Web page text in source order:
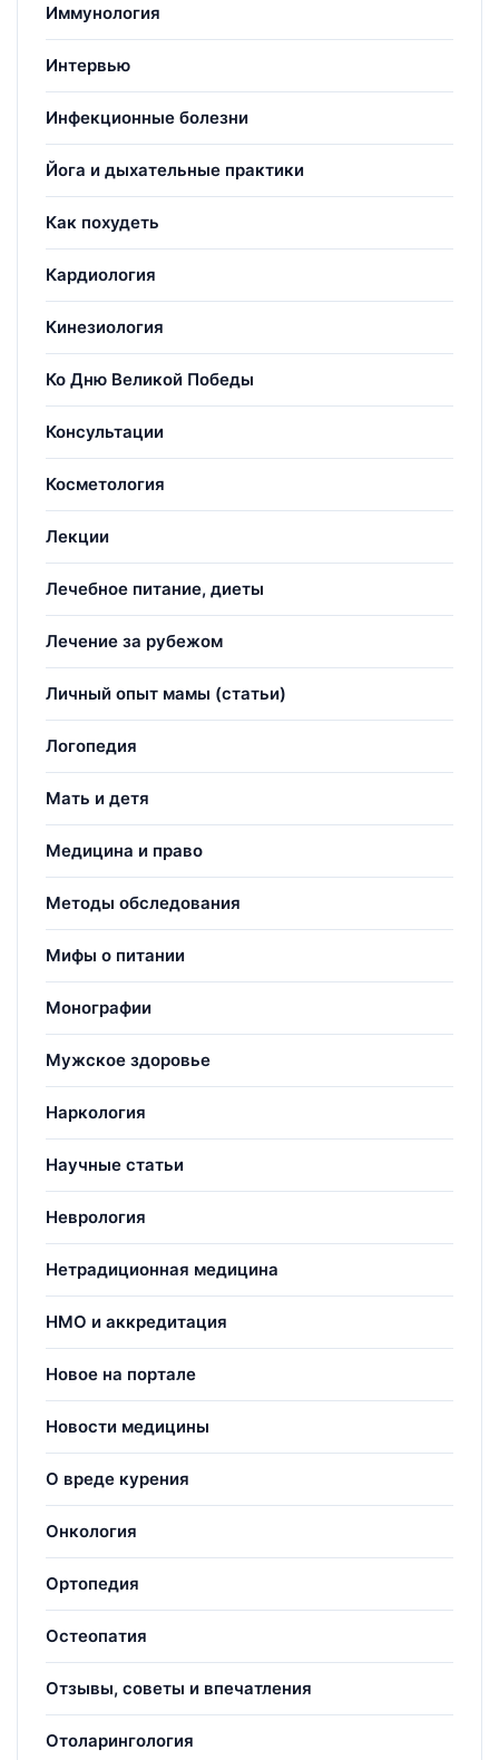
Иммунология
Интервью
Инфекционные болезни
Йога и дыхательные практики
Как похудеть
Кардиология
Кинезиология
Ко Дню Великой Победы
Консультации
Косметология
Лекции
Лечебное питание, диеты
Лечение за рубежом
Личный опыт мамы (статьи)
Логопедия
Мать и детя
Медицина и право
Методы обследования
Мифы о питании
Монографии
Мужское здоровье
Наркология
Научные статьи
Неврология
Нетрадиционная медицина
НМО и аккредитация
Новое на портале
Новости медицины
О вреде курения
Онкология
Ортопедия
Остеопатия
Отзывы, советы и впечатления
Отоларингология